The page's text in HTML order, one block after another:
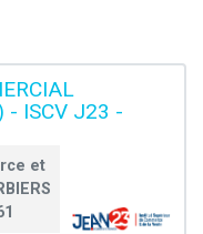
- ISCV J23 -
et